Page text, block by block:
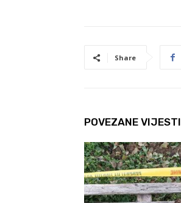
Share
POVEZANE VIJESTI